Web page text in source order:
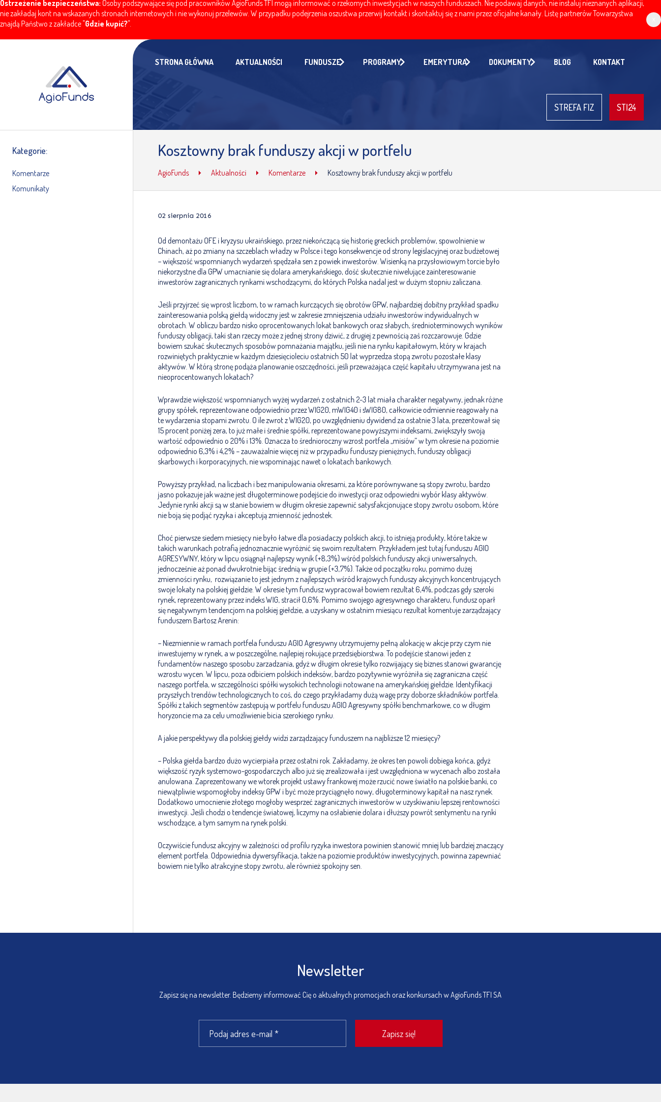
Ostrzeżenie bezpieczeństwa: Osoby podszywające się pod pracowników AgioFunds TFI mogą informować o rzekomych inwestycjach w naszych funduszach. Nie podawaj danych, nie instaluj nieznanych aplikacji,
nie zakładaj kont na wskazanych stronach internetowych i nie wykonuj przelewów. W przypadku podejrzenia oszustwa przerwij kontakt i skontaktuj się z nami przez oficjalne kanały. Listę partnerów Towarzystwa
znajdą Państwo z zakładce "Gdzie kupić?".
STRONA GŁÓWNA AKTUALNOŚCI FUNDUSZE PROGRAMY EMERYTURA DOKUMENTY BLOG KONTAKT
STREFA FIZ STI24
Kategorie:
Komentarze
Komunikaty
Kosztowny brak funduszy akcji w portfelu
AgioFunds Aktualności Komentarze Kosztowny brak funduszy akcji w portfelu
02 sierpnia 2016
Od demontażu OFE i kryzysu ukraińskiego, przez niekończącą się historię greckich problemów, spowolnienie w
Chinach, aż po zmiany na szczeblach władzy w Polsce i tego konsekwencje od strony legislacyjnej oraz budżetowej
– większość wspomnianych wydarzeń spędzała sen z powiek inwestorów. Wisienką na przysłowiowym torcie było
niekorzystne dla GPW umacnianie się dolara amerykańskiego, dość skutecznie niwelujące zainteresowanie
inwestorów zagranicznych rynkami wschodzącymi, do których Polska nadal jest w dużym stopniu zaliczana.
Jeśli przyjrzeć się wprost liczbom, to w ramach kurczących się obrotów GPW, najbardziej dobitny przykład spadku
zainteresowania polską giełdą widoczny jest w zakresie zmniejszenia udziału inwestorów indywidualnych w
obrotach. W obliczu bardzo nisko oprocentowanych lokat bankowych oraz słabych, średnioterminowych wyników
funduszy obligacji, taki stan rzeczy może z jednej strony dziwić, z drugiej z pewnością zaś rozczarowuje. Gdzie
bowiem szukać skutecznych sposobów pomnażania majątku, jeśli nie na rynku kapitałowym, który w krajach
rozwiniętych praktycznie w każdym dziesięcioleciu ostatnich 50 lat wyprzedza stopą zwrotu pozostałe klasy
aktywów. W którą stronę podąża planowanie oszczędności, jeśli przeważająca część kapitału utrzymywana jest na
nieoprocentowanych lokatach?
Wprawdzie większość wspomnianych wyżej wydarzeń z ostatnich 2-3 lat miała charakter negatywny, jednak różne
grupy spółek, reprezentowane odpowiednio przez WIG20, mWIG40 i sWIG80, całkowicie odmiennie reagowały na
te wydarzenia stopami zwrotu. O ile zwrot z WIG20, po uwzględnieniu dywidend za ostatnie 3 lata, prezentował się
15 procent poniżej zera, to już małe i średnie spółki, reprezentowane powyższymi indeksami, zwiększyły swoją
wartość odpowiednio o 20% i 13%. Oznacza to średnioroczny wzrost portfela „misiów” w tym okresie na poziomie
odpowiednio 6,3% i 4,2% – zauważalnie więcej niż w przypadku funduszy pieniężnych, funduszy obligacji
skarbowych i korporacyjnych, nie wspominając nawet o lokatach bankowych.
Powyższy przykład, na liczbach i bez manipulowania okresami, za które porównywane są stopy zwrotu, bardzo
jasno pokazuje jak ważne jest długoterminowe podejście do inwestycji oraz odpowiedni wybór klasy aktywów.
Jedynie rynki akcji są w stanie bowiem w długim okresie zapewnić satysfakcjonujące stopy zwrotu osobom, które
nie boją się podjąć ryzyka i akceptują zmienność jednostek.
Choć pierwsze siedem miesięcy nie było łatwe dla posiadaczy polskich akcji, to istnieją produkty, które także w
takich warunkach potrafią jednoznacznie wyróżnić się swoim rezultatem. Przykładem jest tutaj funduszu AGIO
AGRESYWNY, który w lipcu osiągnął najlepszy wynik (+8,3%) wśród polskich funduszy akcji uniwersalnych,
jednocześnie aż ponad dwukrotnie bijąc średnią w grupie (+3,7%). Także od początku roku, pomimo dużej
zmienności rynku, rozwiązanie to jest jednym z najlepszych wśród krajowych funduszy akcyjnych koncentrujących
swoje lokaty na polskiej giełdzie. W okresie tym fundusz wypracował bowiem rezultat 6,4%, podczas gdy szeroki
rynek, reprezentowany przez indeks WIG, stracił 0,6%. Pomimo swojego agresywnego charakteru, fundusz oparł
się negatywnym tendencjom na polskiej giełdzie, a uzyskany w ostatnim miesiącu rezultat komentuje zarządzający
funduszem Bartosz Arenin:
– Niezmiennie w ramach portfela funduszu AGIO Agresywny utrzymujemy pełną alokację w akcje przy czym nie
inwestujemy w rynek, a w poszczególne, najlepiej rokujące przedsiębiorstwa. To podejście stanowi jeden z
fundamentów naszego sposobu zarzadzania, gdyż w długim okresie tylko rozwijający się biznes stanowi gwarancję
wzrostu wycen. W lipcu, poza odbiciem polskich indeksów, bardzo pozytywnie wyróżniła się zagraniczna część
naszego portfela, w szczególności spółki wysokich technologii notowane na amerykańskiej giełdzie. Identyfikacji
przyszłych trendów technologicznych to coś, do czego przykładamy dużą wagę przy doborze składników portfela.
Spółki z takich segmentów zastępują w portfelu funduszu AGIO Agresywny spółki benchmarkowe, co w długim
horyzoncie ma za celu umożliwienie bicia szerokiego rynku.
A jakie perspektywy dla polskiej giełdy widzi zarządzający funduszem na najbliższe 12 miesięcy?
– Polska giełda bardzo dużo wycierpiała przez ostatni rok. Zakładamy, że okres ten powoli dobiega końca, gdyż
większość ryzyk systemowo-gospodarczych albo już się zrealizowała i jest uwzględniona w wycenach albo została
anulowana. Zaprezentowany we wtorek projekt ustawy frankowej może rzucić nowe światło na polskie banki, co
niewątpliwie wspomogłoby indeksy GPW i być może przyciągnęło nowy, długoterminowy kapitał na nasz rynek.
Dodatkowo umocnienie złotego mogłoby wesprzeć zagranicznych inwestorów w uzyskiwaniu lepszej rentowności
inwestycji. Jeśli chodzi o tendencje światowej, liczymy na osłabienie dolara i dłuższy powrót sentymentu na rynki
wschodzące, a tym samym na rynek polski.
Oczywiście fundusz akcyjny w zależności od profilu ryzyka inwestora powinien stanowić mniej lub bardziej znaczący
element portfela. Odpowiednia dywersyfikacja, także na poziomie produktów inwestycyjnych, powinna zapewniać
bowiem nie tylko atrakcyjne stopy zwrotu, ale również spokojny sen.
Newsletter
Zapisz się na newsletter. Będziemy informować Cię o aktualnych promocjach oraz konkursach w AgioFunds TFI SA